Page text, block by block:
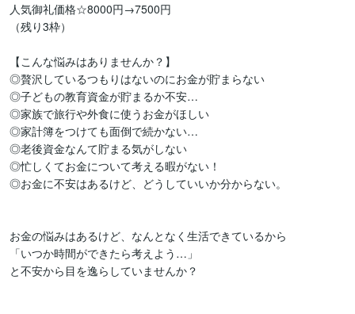
人気御礼価格☆8000円→7500円
（残り3枠）
【こんな悩みはありませんか？】
◎贅沢しているつもりはないのにお金が貯まらない
◎子どもの教育資金が貯まるか不安…
◎家族で旅行や外食に使うお金がほしい
◎家計簿をつけても面倒で続かない…
◎老後資金なんて貯まる気がしない
◎忙しくてお金について考える暇がない！
◎お金に不安はあるけど、どうしていいか分からない。
お金の悩みはあるけど、なんとなく生活できているから
「いつか時間ができたら考えよう…」
と不安から目を逸らしていませんか？